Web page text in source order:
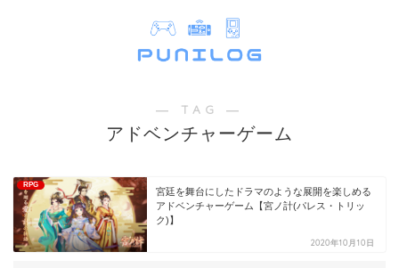
― TAG ―
アドベンチャーゲーム
RPG
宮廷を舞台にしたドラマのような展開を楽しめる
アドベンチャーゲーム【宮ノ計(パレス・トリッ
ク)】
2020年10月10日